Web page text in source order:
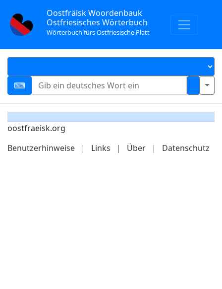
Oostfräisk Woordenbauk
Ostfriesisches Wörterbuch
Wörterbuch fürs Ostfriesische Platt
oostfraeisk.org
Benutzerhinweise
| Links | Über | Datenschutz